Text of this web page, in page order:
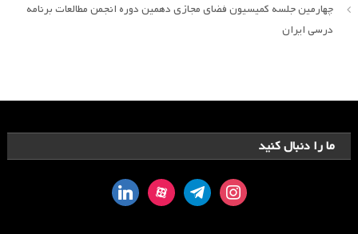
چهارمین جلسه کمیسیون فضای مجازی دهمین دوره انجمن مطالعات برنامه
درسی ایران
ما را دنبال کنید
instagram
telegram
aparat
linkedin